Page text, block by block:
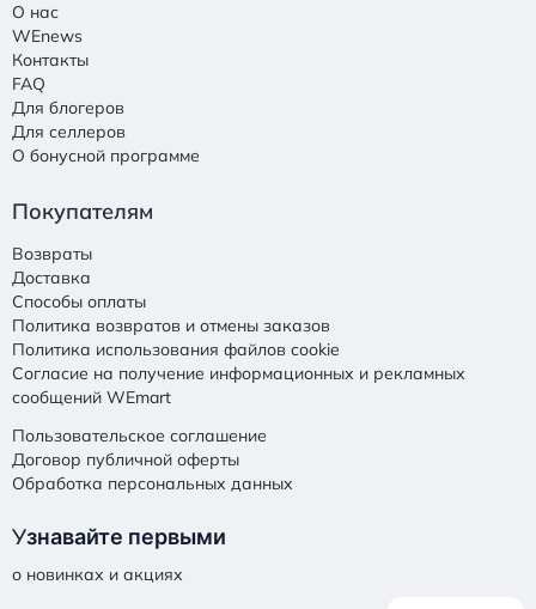
О нас
WEnews
Контакты
FAQ
Для блогеров
Для селлеров
О бонусной программе
Покупателям
Возвраты
Доставка
Способы оплаты
Политика возвратов и отмены заказов
Политика использования файлов cookie
Согласие на получение информационных и рекламных
сообщений WEmart
Пользовательское соглашение
Договор публичной оферты
Обработка персональных данных
Узнавайте первыми
о новинках и акциях